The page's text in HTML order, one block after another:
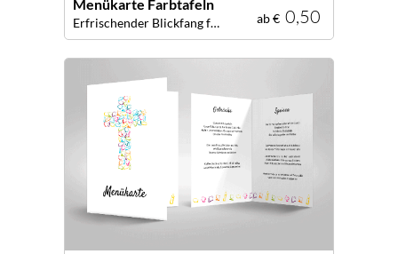
ab € 0,50
Menükarte Farbtafeln
Erfrischender Blickfang für die festliche Tafel: Ihre persönliche Menükarte!